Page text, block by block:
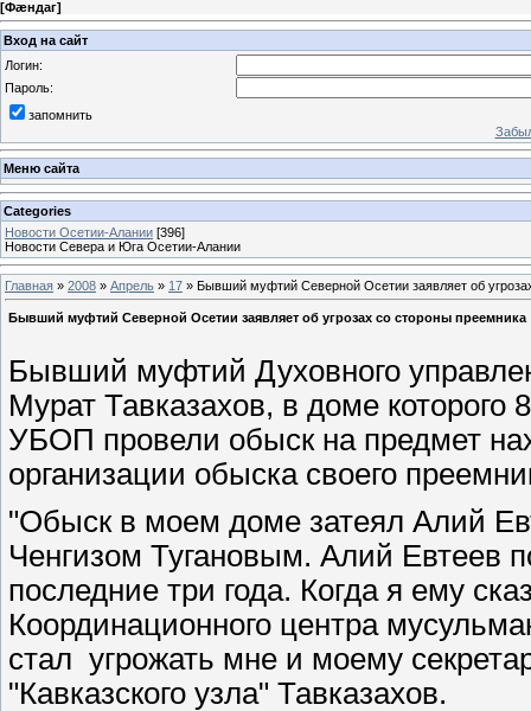
[Фæндаг]
Вход на сайт
Логин:
Пароль:
запомнить
Меню сайта
Categories
Новости Осетии-Алании [396]
Новости Севера и Юга Осетии-Алании
Главная » 2008 » Апрель » 17 » Бывший муфтий Северной Осетии заявляет об
Бывший муфтий Северной Осетии заявляет об угрозах со стороны преемника
Бывший муфтий Духовного
Мурат Тавказахов, в доме которого
УБОП провели обыск на предмет
организации обыска своего
"Обыск в моем доме затеял Алий
Ченгизом Тугановым. Алий Евтеев
последние три года. Когда я ему
Координационного центра
стал угрожать мне и моему
"Кавказского узла" Тавказахов.